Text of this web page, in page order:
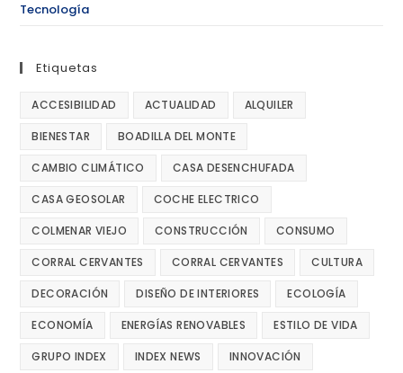
Tecnología
Etiquetas
ACCESIBILIDAD ACTUALIDAD ALQUILER
BIENESTAR BOADILLA DEL MONTE
CAMBIO CLIMÁTICO CASA DESENCHUFADA
CASA GEOSOLAR COCHE ELECTRICO
COLMENAR VIEJO CONSTRUCCIÓN CONSUMO
CORRAL CERVANTES CORRAL CERVANTES CULTURA
DECORACIÓN DISEÑO DE INTERIORES ECOLOGÍA
ECONOMÍA ENERGÍAS RENOVABLES ESTILO DE VIDA
GRUPO INDEX INDEX NEWS INNOVACIÓN